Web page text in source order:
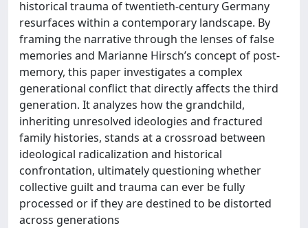
historical trauma of twentieth-century Germany
resurfaces within a contemporary landscape. By
framing the narrative through the lenses of false
memories and Marianne Hirsch’s concept of post-
memory, this paper investigates a complex
generational conflict that directly affects the third
generation. It analyzes how the grandchild,
inheriting unresolved ideologies and fractured
family histories, stands at a crossroad between
ideological radicalization and historical
confrontation, ultimately questioning whether
collective guilt and trauma can ever be fully
processed or if they are destined to be distorted
across generations